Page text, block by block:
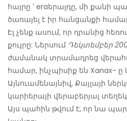
հայրը ՝ eraերալդը, մի քանի
ծառայել է իր հանցանքի
Էլ չենք ասում, որ դրանից
քույրը: Ներսում Դեկտեմբեր
ժամանակ տրամադրեց
համար, ինչպիսիք են Xanax- ը
Այնուամենայնիվ, Քայլայի
կարիերայի վերաբերյալ
Այս պահին թվում է, որ նա